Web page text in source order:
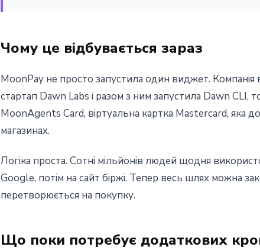
Чому це відбувається зараз
MoonPay не просто запустила один виджет.
стартап Dawn Labs і разом з ним запустила Dawn
MoonAgents Card, віртуальна картка Mastercard, яка
магазинах.
Логіка проста. Сотні мільйонів людей щодня
Google, потім на сайт біржі. Тепер весь шлях можна
перетворюється на покупку.
Що поки потребує додаткових